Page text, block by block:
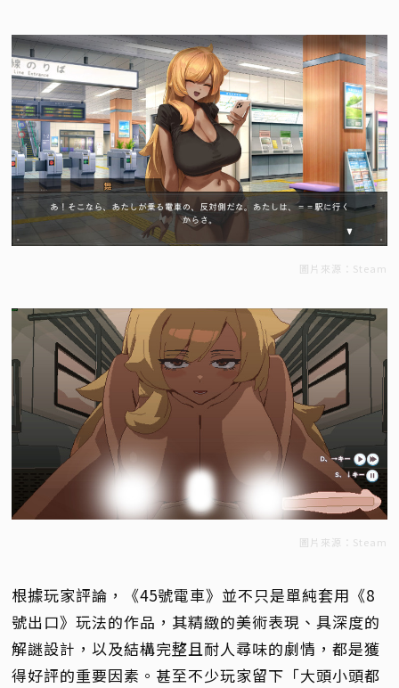
圖片來源：Steam
圖片來源：Steam
根據玩家評論，《45號電車》並不只是單純套用《8
號出口》玩法的作品，其精緻的美術表現、具深度的
解謎設計，以及結構完整且耐人尋味的劇情，都是獲
得好評的重要因素。甚至不少玩家留下「大頭小頭都